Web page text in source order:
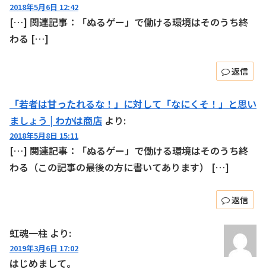
2018年5月6日 12:42
[…] 関連記事：「ぬるゲー」で働ける環境はそのうち終
わる […]
返信
「若者は甘ったれるな！」に対して「なにくそ！」と思い
ましょう | わかは商店 より:
2018年5月8日 15:11
[…] 関連記事：「ぬるゲー」で働ける環境はそのうち終
わる（この記事の最後の方に書いてあります） […]
返信
虹魂一柱 より:
2019年3月6日 17:02
はじめまして。